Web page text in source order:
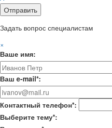
Задать вопрос специалистам
×
Ваше имя:
Ваш e-mail*:
Контактный телефон*:
Выберите тему*: